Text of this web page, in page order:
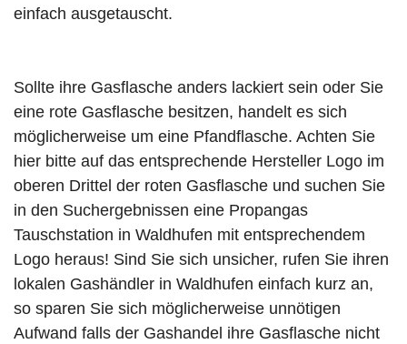
einfach ausgetauscht.
Sollte ihre Gasflasche anders lackiert sein oder Sie
eine rote Gasflasche besitzen, handelt es sich
möglicherweise um eine Pfandflasche. Achten Sie
hier bitte auf das entsprechende Hersteller Logo im
oberen Drittel der roten Gasflasche und suchen Sie
in den Suchergebnissen eine Propangas
Tauschstation in Waldhufen mit entsprechendem
Logo heraus! Sind Sie sich unsicher, rufen Sie ihren
lokalen Gashändler in Waldhufen einfach kurz an,
so sparen Sie sich möglicherweise unnötigen
Aufwand falls der Gashandel ihre Gasflasche nicht